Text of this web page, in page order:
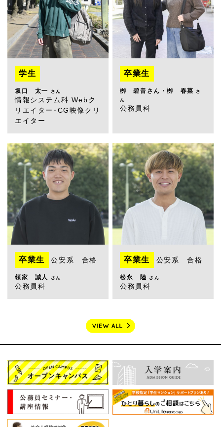
学生
坂口 太一 さん
情報システム科 Webク
リエイター･CG映像クリ
エイター
卒業生
栁 碧音さん・栁 春菜
さ
ん
公務員科
卒業生 公安系 合格
領家 誠人 さん
公務員科
卒業生 公安系 合格
松永 陸 さん
公務員科